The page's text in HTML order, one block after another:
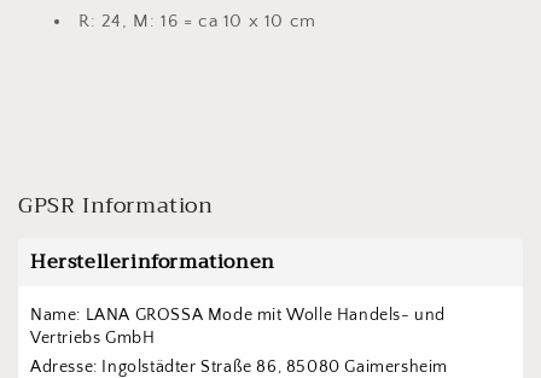
R: 24, M: 16 = ca 10 x 10 cm
GPSR Information
Herstellerinformationen
Name: LANA GROSSA Mode mit Wolle Handels- und
Vertriebs GmbH
Adresse: Ingolstädter Straße 86, 85080 Gaimersheim